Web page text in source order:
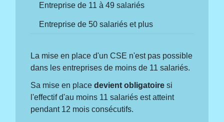
Entreprise de 11 à 49 salariés
Entreprise de 50 salariés et plus
La mise en place d'un CSE n'est pas possible
dans les entreprises de moins de 11 salariés.
Sa mise en placedevient obligatoire si
l'effectif d'au moins 11 salariés est atteint
pendant 12 mois consécutifs.